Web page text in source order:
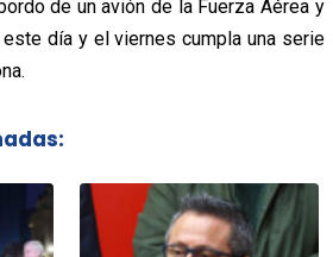
de un avión de la Fuerza Aérea y
día y el viernes cumpla una serie